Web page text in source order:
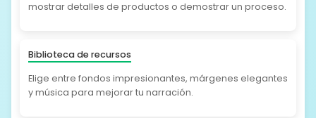
mostrar detalles de productos o demostrar un proceso.
Biblioteca de recursos
Elige entre fondos impresionantes, márgenes elegantes
y música para mejorar tu narración.